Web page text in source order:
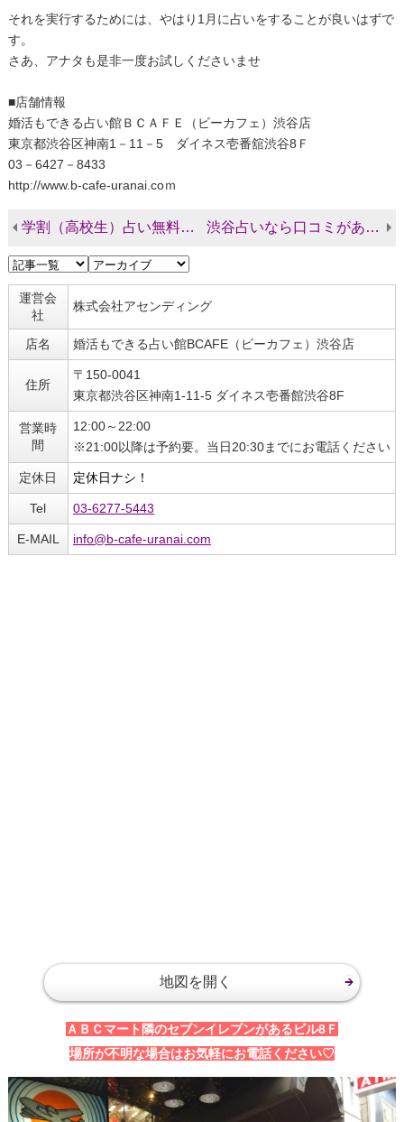
それを実行するためには、やはり1月に占いをすることが良いはずで
す。
さあ、アナタも是非一度お試しくださいませ
■店舗情報
婚活もできる占い館ＢＣＡＦＥ（ビーカフェ）渋谷店
東京都渋谷区神南1－11－5 ダイネス壱番舘渋谷8Ｆ
03－6427－8433
http://www.b-cafe-uranai.coｍ
学割（高校生）占い無料ご招待！ 渋谷占いなら口コミがある安心占い館
運営会
社
株式会社アセンディング
店名 婚活もできる占い館BCAFE（ビーカフェ）渋谷店
住所
〒150-0041
東京都渋谷区神南1-11-5 ダイネス壱番館渋谷8F
営業時
間
12:00～22:00
※21:00以降は予約要。当日20:30までにお電話ください
定休日 定休日ナシ！
Tel 03-6277-5443
E-MAIL info@b-cafe-uranai.com
地図を開く
ＡＢＣマート隣のセブンイレブンがあるビル8Ｆ
場所が不明な場合はお気軽にお電話ください♡